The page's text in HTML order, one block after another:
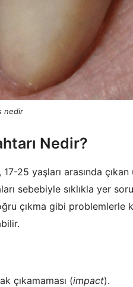
nedir
Nedir?
25 yaşları arasında çıkan
sebebiyle sıklıkla yer
çıkma gibi problemlerle
çıkamaması (impact).